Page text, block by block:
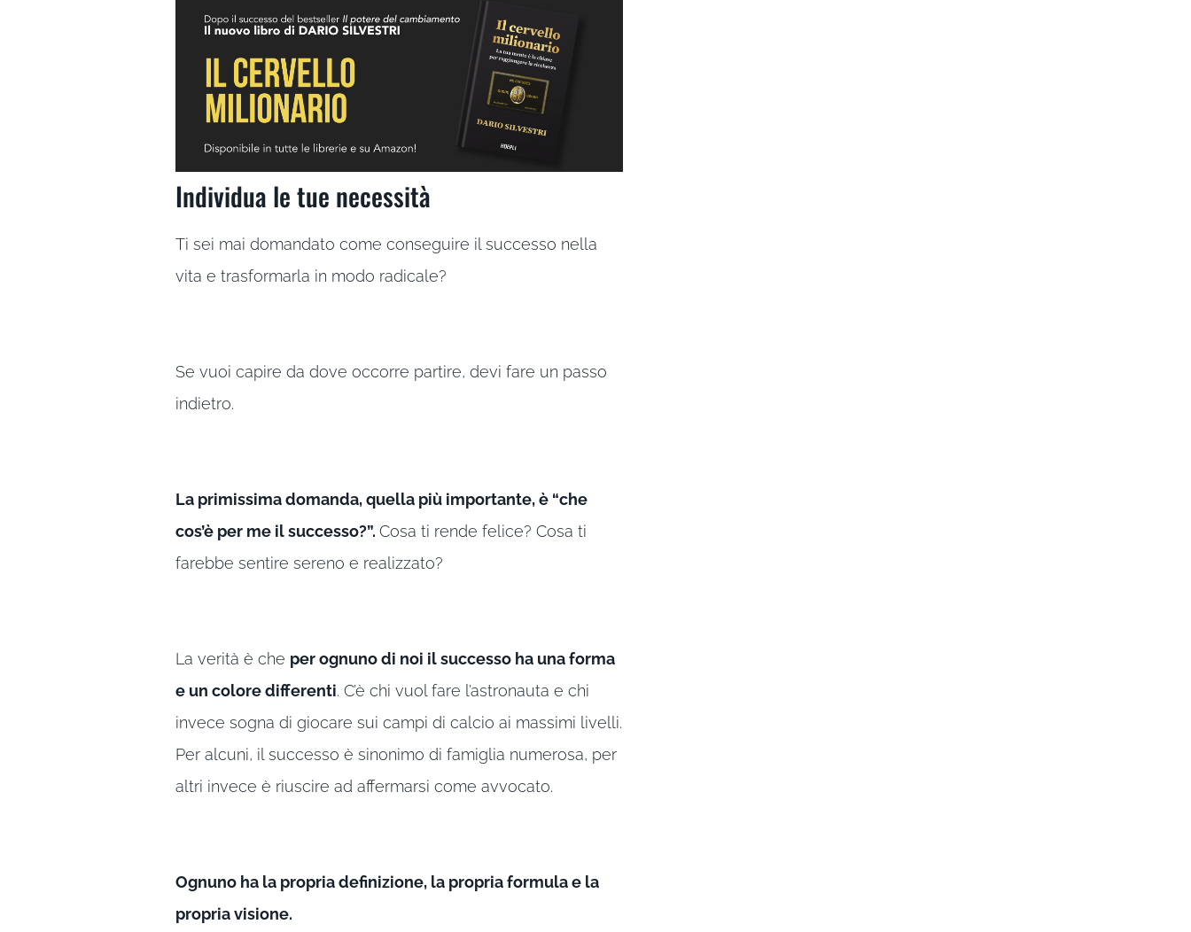
Individua le tue necessità
Ti sei mai domandato come conseguire il successo nella
vita e trasformarla in modo radicale?
Se vuoi capire da dove occorre partire, devi fare un passo
indietro.
La primissima domanda, quella più importante, è “che
cos’è per me il successo?”. Cosa ti rende felice? Cosa ti
farebbe sentire sereno e realizzato?
La verità è che per ognuno di noi il successo ha una forma
e un colore differenti. C’è chi vuol fare l’astronauta e chi
invece sogna di giocare sui campi di calcio ai massimi livelli.
Per alcuni, il successo è sinonimo di famiglia numerosa, per
altri invece è riuscire ad affermarsi come avvocato.
Ognuno ha la propria definizione, la propria formula e la
propria visione.